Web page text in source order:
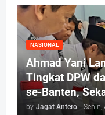
NASIONAL
Ahmad Yani
Tingkat DPW
se-Banten,
by Jagat Antero - Senin,